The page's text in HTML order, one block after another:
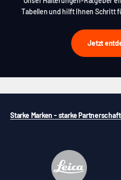
Tabellen und hilft Ihnen Schritt
Jetzt
Starke Marken - starke